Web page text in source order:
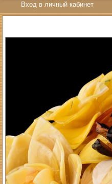
Вход в личный кабинет